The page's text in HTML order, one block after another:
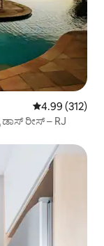
5 ರಲ್ಲಿ 4.99
4.99 (312)
ರೀಸ್ – RJ